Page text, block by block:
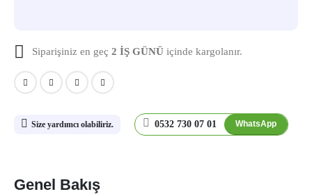
Siparişiniz en geç 2 İŞ GÜNÜ içinde kargolanır.
Size yardımcı olabiliriz. 0532 730 07 01 WhatsApp
Genel Bakış